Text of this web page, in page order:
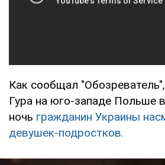
Как сообщал
Гура на юго-западе Польше
ночь гражданин Украины
девушек-подростков.